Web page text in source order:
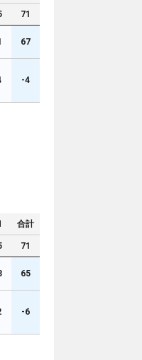
71
67
-4
合計
71
65
-6